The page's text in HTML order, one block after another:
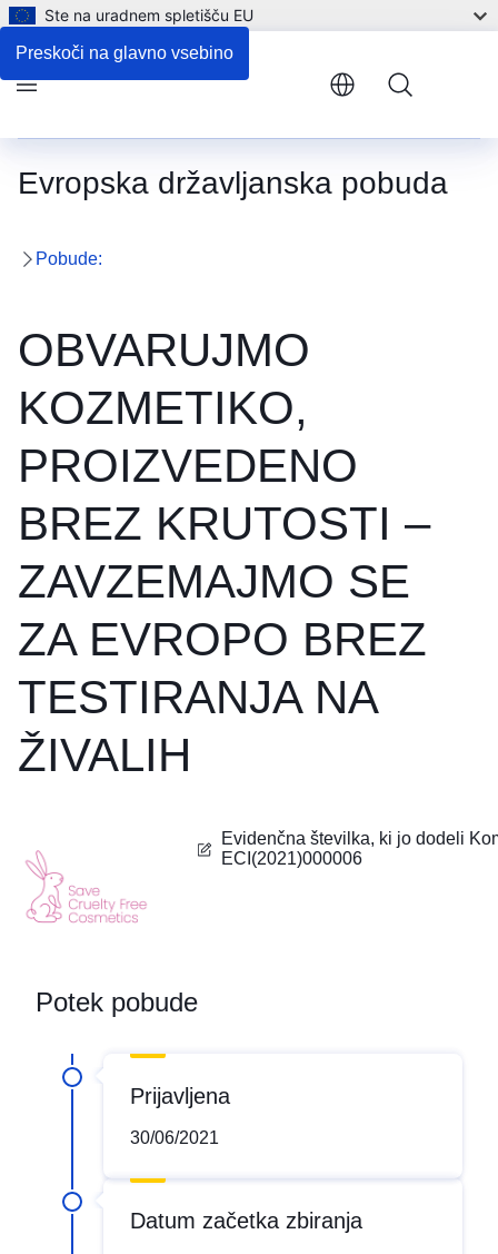
Preskoči na glavno vsebino
Ste na uradnem spletišču EU
Evropska državljanska pobuda
Pobude:
OBVARUJMO
KOZMETIKO,
PROIZVEDENO
BREZ KRUTOSTI –
ZAVZEMAJMO SE
ZA EVROPO BREZ
TESTIRANJA NA
ŽIVALIH
Evidenčna številka, ki jo dodeli
ECI(2021)000006
Potek pobude
Prijavljena
30/06/2021
Datum začetka zbiranja